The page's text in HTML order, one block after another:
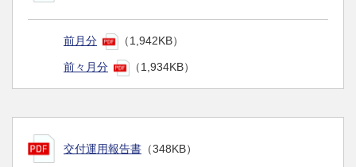
前月分 （1,942KB）
前々月分 （1,934KB）
交付運用報告書 （348KB）